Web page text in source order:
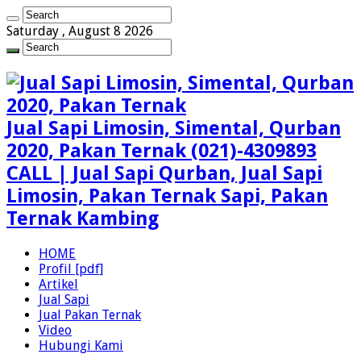
Saturday , August 8 2026
Jual Sapi Limosin, Simental, Qurban
2020, Pakan Ternak (021)-4309893
CALL | Jual Sapi Qurban, Jual Sapi
Limosin, Pakan Ternak Sapi, Pakan
Ternak Kambing
HOME
Profil [pdf]
Artikel
Jual Sapi
Jual Pakan Ternak
Video
Hubungi Kami